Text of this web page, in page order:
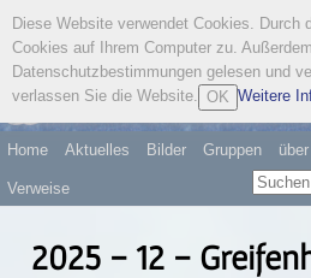
Home Aktuelles Bilder Gruppen
Verweise
2025 - 12 -
Diese Website verwendet Cookies.
Cookies auf Ihrem Computer zu.
Datenschutzbestimmungen gelesen und
verlassen Sie die Website. OK Weitere